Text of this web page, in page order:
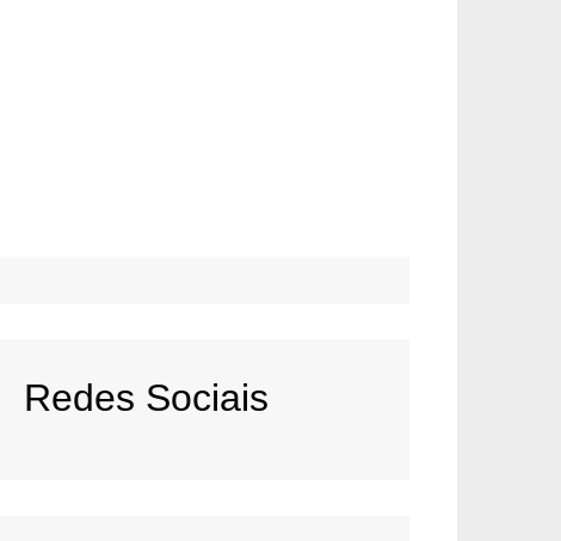
Redes Sociais